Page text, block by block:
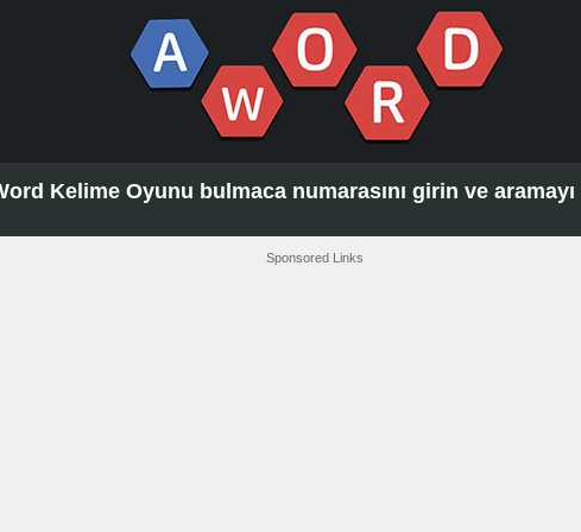
Kelime Oyunu bulmaca numarasını girin ve aramayı
Sponsored Links